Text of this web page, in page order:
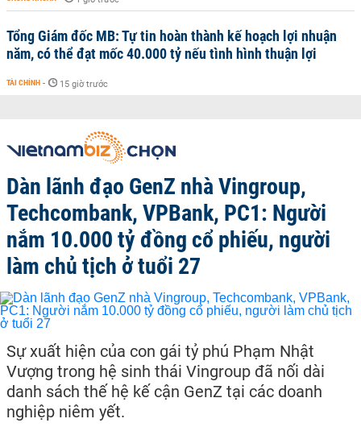
Tổng Giám đốc MB: Tự tin hoàn thành kế hoạch lợi nhuận
năm, có thể đạt mốc 40.000 tỷ nếu tình hình thuận lợi
TÀI CHÍNH - 15 giờ trước
Dàn lãnh đạo GenZ nhà Vingroup,
Techcombank, VPBank, PC1: Người
nắm 10.000 tỷ đồng cổ phiếu, người
làm chủ tịch ở tuổi 27
Sự xuất hiện của con gái tỷ phú Phạm Nhật
Vượng trong hệ sinh thái Vingroup đã nối dài
danh sách thế hệ kế cận GenZ tại các doanh
nghiệp niêm yết.